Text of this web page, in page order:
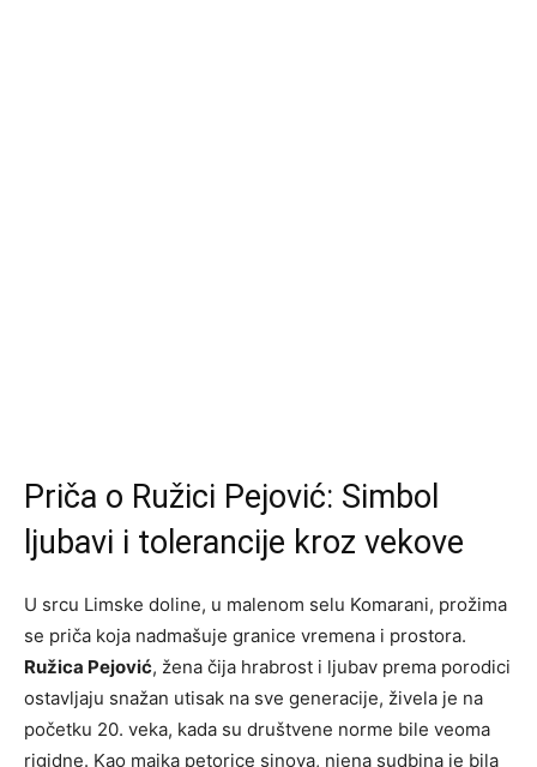
Priča o Ružici Pejović: Simbol
ljubavi i tolerancije kroz vekove
U srcu Limske doline, u malenom selu Komarani, prožima
se priča koja nadmašuje granice vremena i prostora.
Ružica Pejović, žena čija hrabrost i ljubav prema porodici
ostavljaju snažan utisak na sve generacije, živela je na
početku 20. veka, kada su društvene norme bile veoma
rigidne. Kao majka petorice sinova, njena sudbina je bila